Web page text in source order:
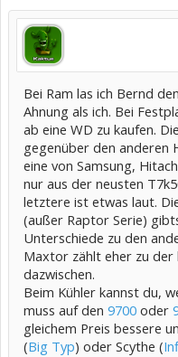
Bei Ram las ich Bernd
Ahnung als ich. Bei
ab eine WD zu kaufen.
gegenüber den anderen
eine von Samsung,
nur aus der neusten
letztere ist etwas laut.
(außer Raptor Serie)
Unterschiede zu den
Maxtor zählt eher zu
dazwischen.
Beim Kühler kannst du,
muss auf den 9700 oder
gleichem Preis bessere
(Big Typ) oder Scythe (